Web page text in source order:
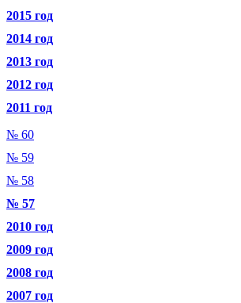
2015 год
2014 год
2013 год
2012 год
2011 год
№ 60
№ 59
№ 58
№ 57
2010 год
2009 год
2008 год
2007 год